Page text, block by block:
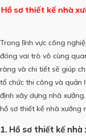
Hồ sơ thiết kế nhà
Trong lĩnh vực công
đóng vai trò vô cùng
ràng và chi tiết sẽ giúp
tổ chức thi công và quản
định xây dựng nhà
hồ sơ thiết kế nhà xưởng
1. Hồ sơ thiết kế nhà